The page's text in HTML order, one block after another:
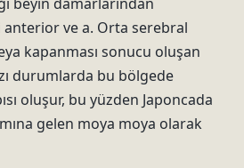
anterior ve a. Orta serebral
kapanması sonucu oluşan
durumlarda bu bölgede
oluşur, bu yüzden Japoncada
gelen moya moya olarak